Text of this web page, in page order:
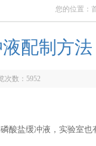
您的位置：
配制方法
次数： 5952
酸盐缓冲液，实验室